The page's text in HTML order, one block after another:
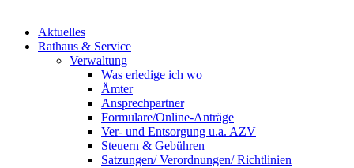
Aktuelles
Rathaus & Service
Verwaltung
Was erledige ich wo
Ämter
Ansprechpartner
Formulare/Online-Anträge
Ver- und Entsorgung u.a. AZV
Steuern & Gebühren
Satzungen/ Verordnungen/ Richtlinien